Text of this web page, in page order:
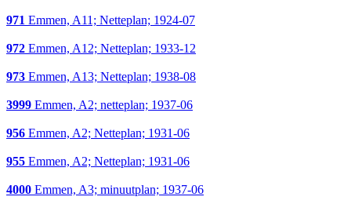
971 Emmen, A11; Netteplan; 1924-07
972 Emmen, A12; Netteplan; 1933-12
973 Emmen, A13; Netteplan; 1938-08
3999 Emmen, A2; netteplan; 1937-06
956 Emmen, A2; Netteplan; 1931-06
955 Emmen, A2; Netteplan; 1931-06
4000 Emmen, A3; minuutplan; 1937-06